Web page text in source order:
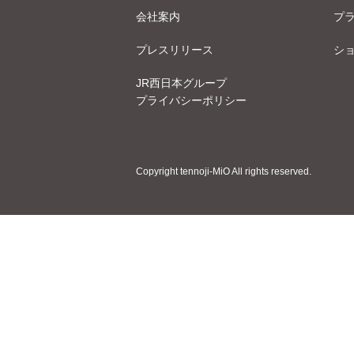
会社案内 プ
プレスリリース シ
JR西日本グループ
プライバシーポリシー
Copyright tennoji-MiO All rights reserved.